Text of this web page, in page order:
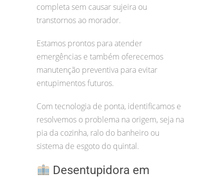
completa sem causar sujeira ou
transtornos ao morador.
Estamos prontos para atender
emergências e também oferecemos
manutenção preventiva para evitar
entupimentos futuros.
Com tecnologia de ponta, identificamos e
resolvemos o problema na origem, seja na
pia da cozinha, ralo do banheiro ou
sistema de esgoto do quintal.
Desentupidora em